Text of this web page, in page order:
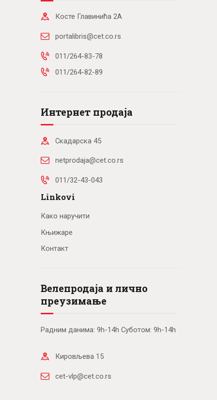
Косте Главинића 2А
portalibris@cet.co.rs
011/264-83-78
011/264-82-89
Интернет продаја
Скадарска 45
netprodaja@cet.co.rs
011/32-43-043
Linkovi
Како наручити
Књижаре
Контакт
Велепродаја и лично
преузимање
Радним данима: 9h-14h Суботом: 9h-14h
Кировљева 15
cet-vlp@cet.co.rs